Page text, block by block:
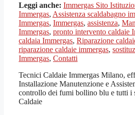
Leggi anche: Immergas Sito
Immergas, Assistenza scaldabagno
Immergas, Immergas, assistenza,
Immergas, pronto intervento caldaie
caldaia Immergas, Riparazione
riparazione caldaie immergas,
Immergas, Contatti
Tecnici Caldaie Immergas Milano,
Installazione Manutenzione e
controllo dei fumi bollino blu e tutti i
Caldaie